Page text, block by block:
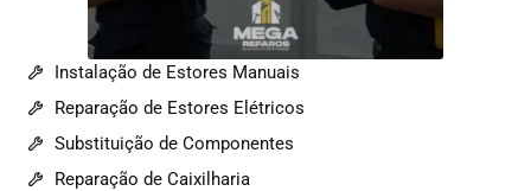
Instalação de Estores Manuais
Reparação de Estores Elétricos
Substituição de Componentes
Reparação de Caixilharia